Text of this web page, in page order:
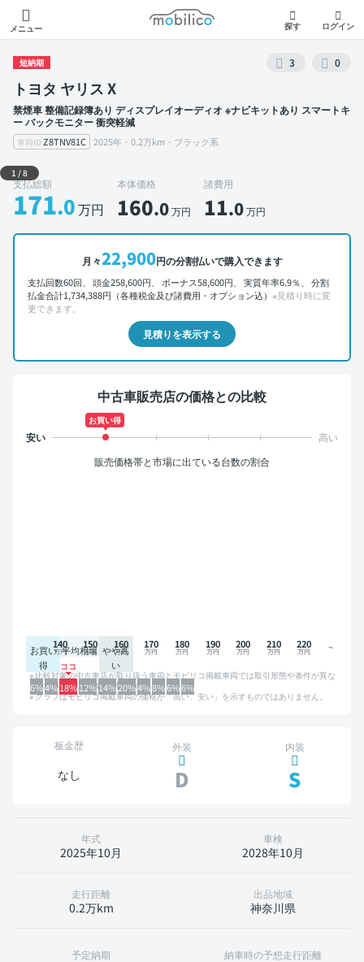
メニュー
モビリコ
探す ログイン
短納期 3 0
トヨタ ヤリス X
禁煙車 整備記録簿あり ディスプレイオーディオ ※ナビキットあり スマートキ
ー バックモニター 衝突軽減
車両ID Z8TNV81C 2025年・0.2万km・ブラック系
外装 左前
1 /8
支払総額
171.0万円
本体価格
160.0万円
諸費用
11.0万円
月々22,900円の分割払いで購入できます
支払回数60回、 頭金258,600円、 ボーナス58,600円、 実質年率6.9％、 分割
払金合計1,734,388円（各種税金及び諸費用・オプション込） ※見積り時に変
更できます。
見積りを表示する
中古車販売店の価格との比較
お買い得
販売価格帯と市場に出ている台数の割合
お買い
得
平均相場 やや高
い
6%4%18%12%14%20%4%8%6%6%
140 150 160 170 180 190 200 210 220
比較対象の中古車店が取り扱う車両とモビリコ掲載車両では取引形態や条件が異な
るため、グラフは参考情報です。
グラフはモビリコ掲載車両の価格が「高い、安い」を示すものではありません。
板金歴
なし
外装
D
内装
S
年式
2025年10月
車検
2028年10月
走行距離
0.2万km
出品地域
神奈川県
予定納期 納車時の予想走行距離